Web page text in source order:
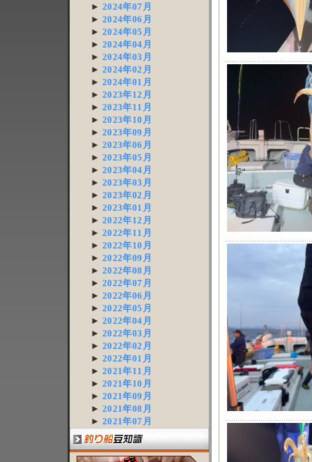
► 2024年07月
► 2024年06月
► 2024年05月
► 2024年04月
► 2024年03月
► 2024年02月
► 2024年01月
► 2023年12月
► 2023年11月
► 2023年10月
► 2023年09月
► 2023年06月
► 2023年05月
► 2023年04月
► 2023年03月
► 2023年02月
► 2023年01月
► 2022年12月
► 2022年11月
► 2022年10月
► 2022年09月
► 2022年08月
► 2022年07月
► 2022年06月
► 2022年05月
► 2022年04月
► 2022年03月
► 2022年02月
► 2022年01月
► 2021年11月
► 2021年10月
► 2021年09月
► 2021年08月
► 2021年07月